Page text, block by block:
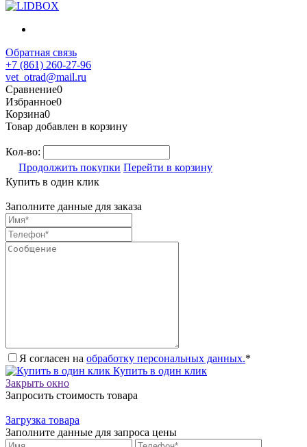
Обратная связь
+7 (861) 260-27-96
vet_otrad@mail.ru
Сравнение0
Избранное0
Корзина0
Товар добавлен в корзину
Кол-во:
Продолжить покупки Перейти в корзину
Купить в один клик
Заполните данные для заказа
Я согласен на обработку персональных данных.*
Купить в один клик
Закрыть окно
Запросить стоимость товара
Загрузка товара
Заполните данные для запроса цены